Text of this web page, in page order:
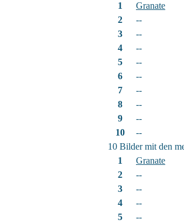
1
Granate
2
--
3
--
4
--
5
--
6
--
7
--
8
--
9
--
10
--
10 Bilder mit den
1
Granate
2
--
3
--
4
--
5
--